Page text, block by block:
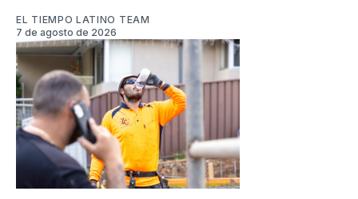
EL TIEMPO LATINO TEAM
7 de agosto de 2026